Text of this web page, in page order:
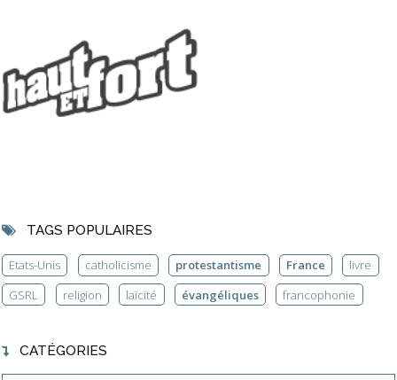
TAGS POPULAIRES
Etats-Unis catholicisme protestantisme France
livre
GSRL
religion laïcité évangéliques francophonie
CATÉGORIES